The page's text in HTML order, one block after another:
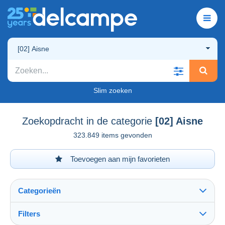
[02] Aisne
Slim zoeken
Zoekopdracht in de categorie [02] Aisne
323.849 items gevonden
Toevoegen aan mijn favorieten
Categorieën
Filters